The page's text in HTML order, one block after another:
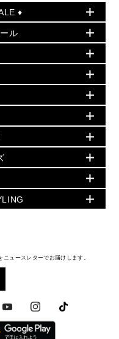
♦
テム
ル
- 今月の特別価格
ム
シューズ除く)
ー
グ
物
ズ
の他
べて
物
ー
ム
グ
て
グ
め掛け
ッグ
小物
て
三つ折り)
て
ツ
ター
て
ム
べて
テム
トケース
ー
ュー
ュースレターでお届けします。